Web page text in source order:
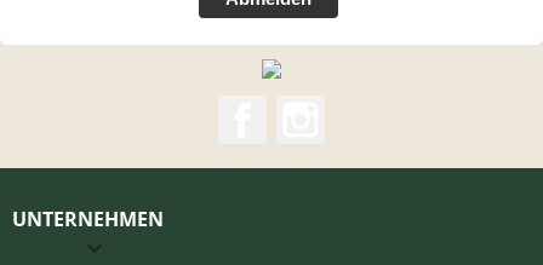
UNTERNEHMEN
